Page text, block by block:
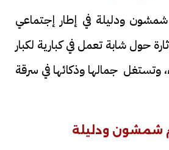
ودليلة في إطار إجتماعي
حول شابة تعمل في كبارية لكبار
وتستغل جمالها وذكائها في سرقة
شمشون ودليلة